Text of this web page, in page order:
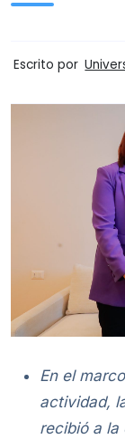
Escrito por
En el
actividad,
recibió a la